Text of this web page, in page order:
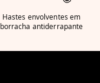
Hastes envolventes em
borracha antiderrapante